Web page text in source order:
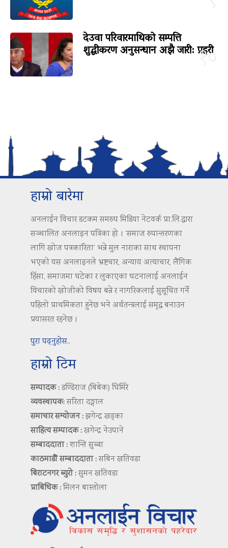
१०
देउवा परिवारमाथिको सम्पत्ति
शुद्धीकरण अनुसन्धान अझै जारी: प्रहरी
हाम्रो बारेमा
अनलाईन विचार डटकम समरुप मिडिया नेटवर्क प्रा.लि.द्वारा
सञ्चालित अनलाइन पत्रिका हो । ‘समाज रुपान्तरणका
लागि खोज पत्रकारिता’ भन्ने मुल नाराका साथ स्थापना
भएको यस अनलाइनले भ्रष्टचार, अन्याय अत्याचार, लैंगिक
हिंसा, समाजमा घटेका र लुकाएका घटनालाई अनलाईन
विचारको खोजीको विषय बन्ने र नागरिकलाई सुसूचित गर्ने
पहिलो प्राथमिकता हुनेछ भने अर्थतन्त्रलाई समृद्ध बनाउन
प्रयासरत रहनेछ ।
पुरा पढ्नुहोस..
हाम्रो टिम
सम्पादक :डण्डिराज (बिबेक) घिमिरे
व्यवस्थापक:सरिता दङ्गाल
समाचार सम्योजन :झगेन्द्र खड्का
साहित्य सम्पादक :खगेन्द्र नेउपाने
सम्बाददाता :शान्ति सुब्बा
काठमाडौं सम्बाददाता :सबिन खतिवडा
बिराटनगर ब्युरो :सुमन खतिवडा
प्राबिधिक :मिलन बास्तोला